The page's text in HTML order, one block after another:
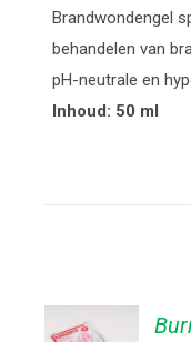
DETAILS
Brandwondengel
behandelen van
pH-neutrale en
Inhoud: 50 ml